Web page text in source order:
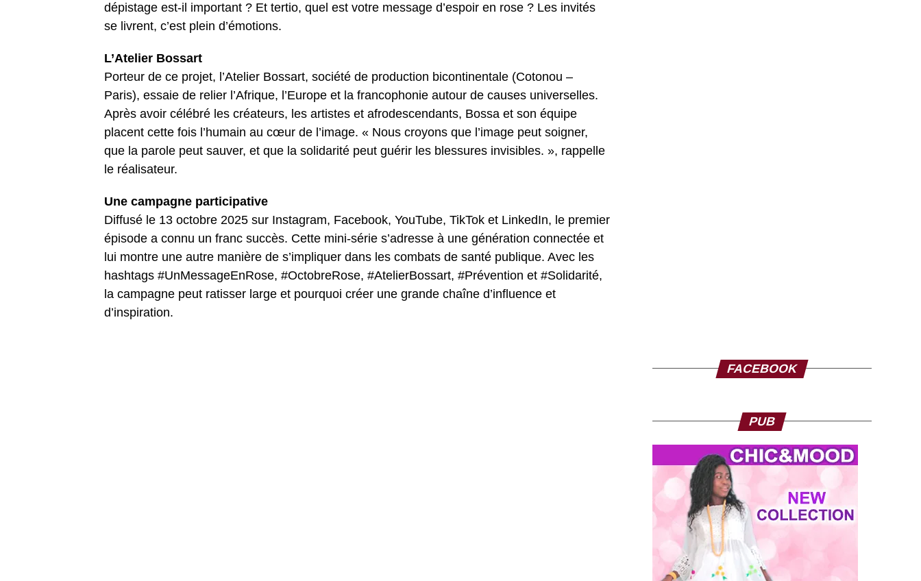
dépistage est-il important ? Et tertio, quel est votre message d’espoir en rose ? Les invités
se livrent, c’est plein d’émotions.
L’Atelier Bossart
Porteur de ce projet, l’Atelier Bossart, société de production bicontinentale (Cotonou –
Paris), essaie de relier l’Afrique, l’Europe et la francophonie autour de causes universelles.
Après avoir célébré les créateurs, les artistes et afrodescendants, Bossa et son équipe
placent cette fois l’humain au cœur de l’image. « Nous croyons que l’image peut soigner,
que la parole peut sauver, et que la solidarité peut guérir les blessures invisibles. », rappelle
le réalisateur.
Une campagne participative
Diffusé le 13 octobre 2025 sur Instagram, Facebook, YouTube, TikTok et LinkedIn, le premier
épisode a connu un franc succès. Cette mini-série s’adresse à une génération connectée et
lui montre une autre manière de s’impliquer dans les combats de santé publique. Avec les
hashtags #UnMessageEnRose, #OctobreRose, #AtelierBossart, #Prévention et #Solidarité,
la campagne peut ratisser large et pourquoi créer une grande chaîne d’influence et
d’inspiration.
FACEBOOK
PUB